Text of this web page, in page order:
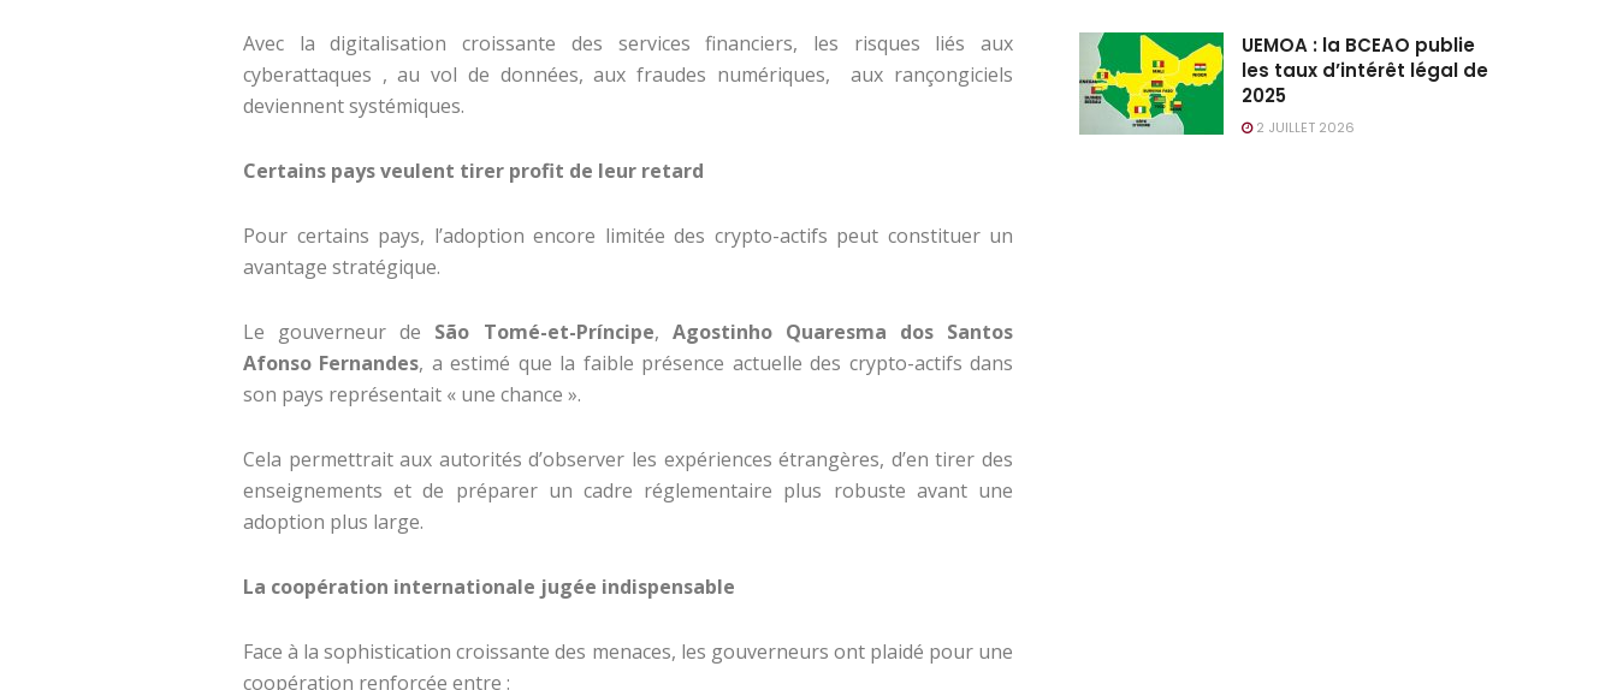
Avec la digitalisation croissante des services financiers, les risques liés aux
cyberattaques , au vol de données, aux fraudes numériques, aux rançongiciels
deviennent systémiques.
Certains pays veulent tirer profit de leur retard
Pour certains pays, l’adoption encore limitée des crypto-actifs peut constituer un
avantage stratégique.
Le gouverneur de São Tomé-et-Príncipe, Agostinho Quaresma dos Santos
Afonso Fernandes, a estimé que la faible présence actuelle des crypto-actifs dans
son pays représentait « une chance ».
Cela permettrait aux autorités d’observer les expériences étrangères, d’en tirer des
enseignements et de préparer un cadre réglementaire plus robuste avant une
adoption plus large.
La coopération internationale jugée indispensable
Face à la sophistication croissante des menaces, les gouverneurs ont plaidé pour une
coopération renforcée entre :
UEMOA : la BCEAO publie
les taux d’intérêt légal de
2025
2 JUILLET 2026